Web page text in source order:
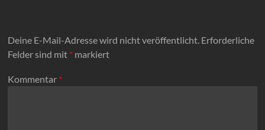
Deine E-Mail-Adresse wird nicht veröffentlicht. Erforderliche
Felder sind mit * markiert
Kommentar *